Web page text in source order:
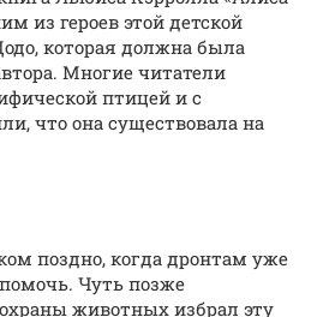
из героев этой детской
которая должна была
Многие читатели
птицей и с
что она существовала на
поздно, когда дронтам уже
Чуть позже
животных избрал эту